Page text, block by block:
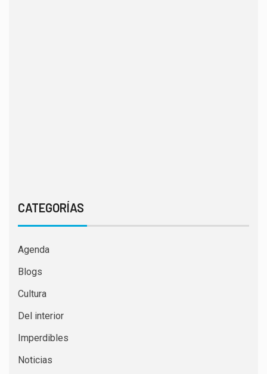
CATEGORÍAS
Agenda
Blogs
Cultura
Del interior
Imperdibles
Noticias